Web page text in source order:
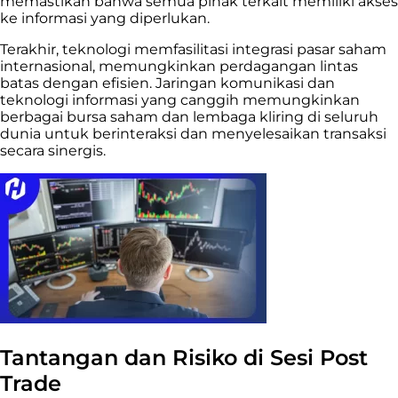
ke informasi yang diperlukan.
Terakhir, teknologi memfasilitasi integrasi pasar saham
internasional, memungkinkan perdagangan lintas
batas dengan efisien. Jaringan komunikasi dan
teknologi informasi yang canggih memungkinkan
berbagai bursa saham dan lembaga kliring di seluruh
dunia untuk berinteraksi dan menyelesaikan transaksi
secara sinergis.
Tantangan dan Risiko di Sesi Post
Trade